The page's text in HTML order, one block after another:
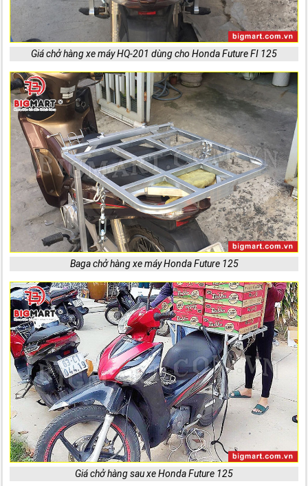
Giá chở hàng xe máy HQ-201 dùng cho Honda Future FI 125
Baga chở hàng xe máy Honda Future 125
Giá chở hàng sau xe Honda Future 125